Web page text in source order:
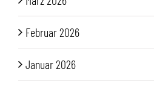
Februar 2026
Januar 2026